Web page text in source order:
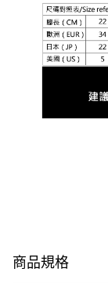
商品規格